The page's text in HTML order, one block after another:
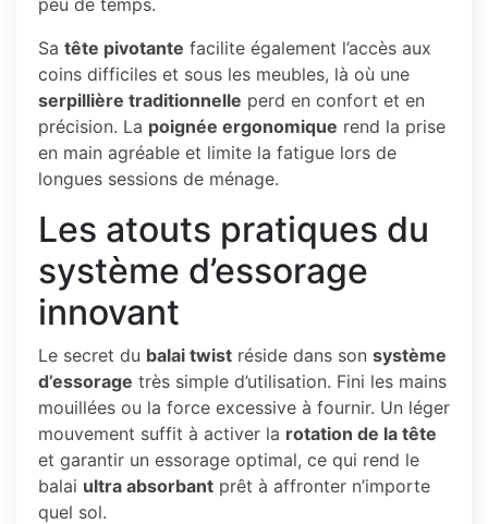
Sa tête pivotante facilite également l’accès aux
coins difficiles et sous les meubles, là où une
serpillière traditionnelle perd en confort et en
précision. La poignée ergonomique rend la prise
en main agréable et limite la fatigue lors de
longues sessions de ménage.
Les atouts pratiques du
système d’essorage
innovant
Le secret du balai twist réside dans son système
d’essorage très simple d’utilisation. Fini les mains
mouillées ou la force excessive à fournir. Un léger
mouvement suffit à activer la rotation de la tête
et garantir un essorage optimal, ce qui rend le
balai ultra absorbant prêt à affronter n’importe
quel sol.